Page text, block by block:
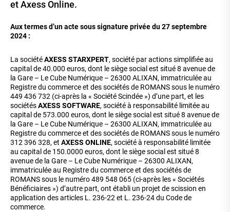
et Axess Online.
Aux termes d’un acte sous signature privée du 27 septembre
2024 :
La sociétéAXESS STARXPERT, société par actions simplifiée au
capital de 40.000 euros, dont le siège social est situé 8 avenue de
la Gare – Le Cube Numérique – 26300 ALIXAN, immatriculée au
Registre du commerce et des sociétés de ROMANS sous le numéro
449 436 732 (ci-après la « Société Scindée ») d’une part, et les
sociétésAXESS SOFTWARE, société à responsabilité limitée au
capital de 573.000 euros, dont le siège social est situé 8 avenue de
la Gare – Le Cube Numérique – 26300 ALIXAN, immatriculée au
Registre du commerce et des sociétés de ROMANS sous le numéro
312 396 328, et AXESS ONLINE, société à responsabilité limitée
au capital de 150.0000 euros, dont le siège social est situé 8
avenue de la Gare – Le Cube Numérique – 26300 ALIXAN,
immatriculée au Registre du commerce et des sociétés de
ROMANS sous le numéro 489 548 065 (ci-après les « Sociétés
Bénéficiaires ») d’autre part, ont établi un projet de scission en
application des articles L. 236-22 et L. 236-24 du Code de
commerce.